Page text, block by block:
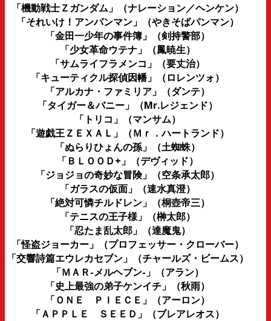
「機動戦士Ｚガンダム」（ナレーション／ヘンケン）
「それいけ！アンパンマン」（やきそばパンマン）
「金田一少年の事件簿」（剣持警部）
「少女革命ウテナ」（鳳暁生）
「サムライフラメンコ」（要丈治）
「キューティクル探偵因幡」（ロレンツォ）
「アルカナ・ファミリア」（ダンテ）
「タイガー＆バニー」（Mr.レジェンド）
「トリコ」（マンサム）
「遊戯王ＺＥＸＡＬ」（Ｍｒ．ハートランド）
「ぬらりひょんの孫」（土蜘蛛）
「ＢＬＯＯＤ+」（デヴィッド）
「ジョジョの奇妙な冒険」（空条承太郎）
「ガラスの仮面」（速水真澄）
「絶対可憐チルドレン」（桐壺帝三）
「テニスの王子様」（榊太郎）
「忍たま乱太郎」（達魔鬼）
「怪盗ジョーカー」（プロフェッサー・クローバー）
「交響詩篇エウレカセブン」（チャールズ・ビームス）
「ＭＡＲ-メルヘブン-」（アラン）
「史上最強の弟子ケンイチ」（秋雨）
「ＯＮＥ ＰＩＥＣＥ」（アーロン）
「ＡＰＰＬＥ ＳＥＥＤ」（ブレアレオス）